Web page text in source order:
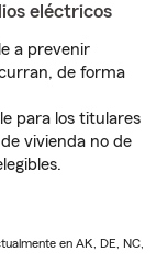
eléctricos
a prevenir
de forma
para los titulares
vivienda no de
en AK, DE, NC,